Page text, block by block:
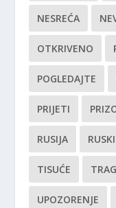
NESREĆA
OTKRIVENO
POGLEDAJTE
PRIJETI
RUSIJA RUSKI
TISUĆE
UPOZORENJE